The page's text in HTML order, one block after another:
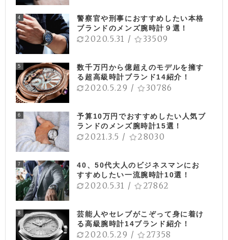
4
警察官や刑事におすすめしたい本格
ブランドのメンズ腕時計９選！
2020.5.31 / 33509
5
数千万円から億超えのモデルを擁す
る超高級時計ブランド14紹介！
2020.5.29 / 30786
6
予算10万円でおすすめしたい人気ブ
ランドのメンズ腕時計15選！
2021.3.5 / 28030
7
40、50代大人のビジネスマンにお
すすめしたい一流腕時計10選！
2020.5.31 / 27862
8
芸能人やセレブがこぞって身に着け
る高級腕時計14ブランド紹介！
2020.5.29 / 27358